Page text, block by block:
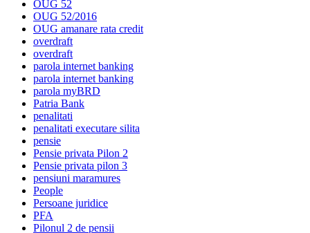
OUG 52
OUG 52/2016
OUG amanare rata credit
overdraft
overdraft
parola internet banking
parola internet banking
parola myBRD
Patria Bank
penalitati
penalitati executare silita
pensie
Pensie privata Pilon 2
Pensie privata pilon 3
pensiuni maramures
People
Persoane juridice
PFA
Pilonul 2 de pensii